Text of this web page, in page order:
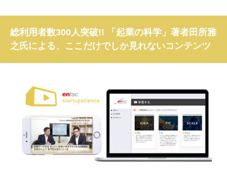
総利用者数300人突破!! 「起業の科学」著者田所雅
之氏による、ここだけでしか見れないコンテンツ